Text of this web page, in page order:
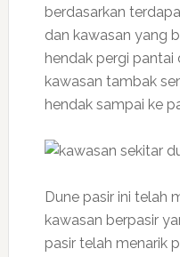
berdasarkan
dan kawasan yang
hendak pergi pantai
kawasan tambak
hendak sampai ke
Dune pasir ini telah
kawasan berpasir
pasir telah menarik